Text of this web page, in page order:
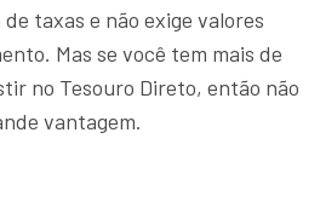
taxas e não exige valores
Mas se você tem mais de
no Tesouro Direto, então não
vantagem.